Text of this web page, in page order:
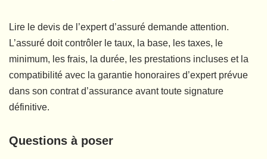
Lire le devis de l’expert d’assuré demande attention.
L’assuré doit contrôler le taux, la base, les taxes, le
minimum, les frais, la durée, les prestations incluses et la
compatibilité avec la garantie honoraires d’expert prévue
dans son contrat d’assurance avant toute signature
définitive.
Questions à poser